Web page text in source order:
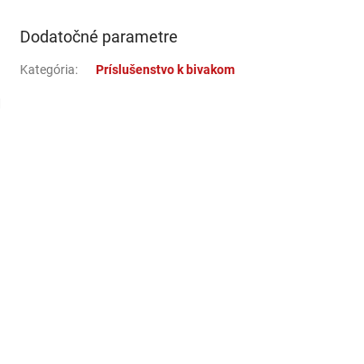
Dodatočné parametre
Kategória: Príslušenstvo k bivakom